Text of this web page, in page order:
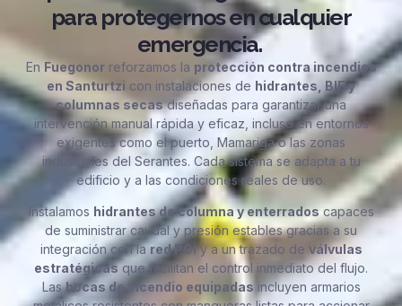
para protegernos en cualquier
emergencia.
En Fuegonorreforzamos la protección contra incendios
en Santurtzi con instalaciones de hidrantes, BIE y
columnas secasdiseñadas para garantizar una
intervención manual rápida y eficaz, incluso en entornos
exigentes como el puerto, Mamariga o las zonas
industriales del Serantes. Cada sistema se adapta a tu
edificio y a las condiciones reales de uso.
Instalamos hidrantes de columna y enterrados capaces
de suministrar caudal y presión estables gracias a su
integración con la red PCIy a un trazado de válvulas
estratégicasque facilitan el control inmediato del flujo.
Lasbocas de incendio equipadas incluyen armarios